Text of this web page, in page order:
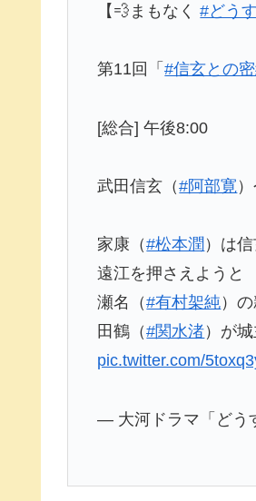
【💨まもなく#どう
第11回「#信玄との
[総合] 午後8:00
武田信玄（#阿部寛
家康（#松本潤 ）は
遠江を押さえようと
瀬名（#有村架純）
田鶴（#関水渚）が
pic.twitter.com/
— 大河ドラマ「どう